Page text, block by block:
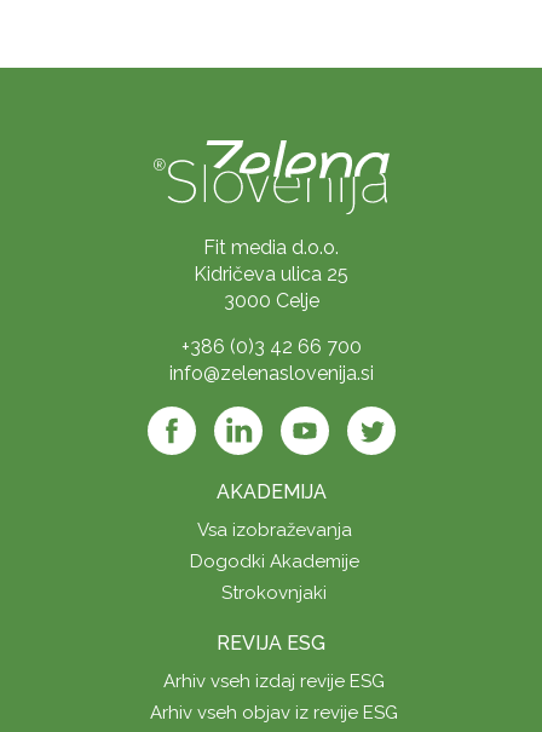
Fit media d.o.o.
Kidričeva ulica 25
3000 Celje
+386 (0)3 42 66 700
info@zelenaslovenija.si
AKADEMIJA
Vsa izobraževanja
Dogodki Akademije
Strokovnjaki
REVIJA ESG
Arhiv vseh izdaj revije ESG
Arhiv vseh objav iz revije ESG